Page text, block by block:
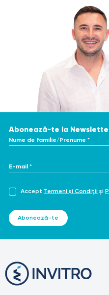
Abonează-te la
Nume de familie/Prenume *
E-mail *
Accept Termeni și Condiții și
Abonează-te